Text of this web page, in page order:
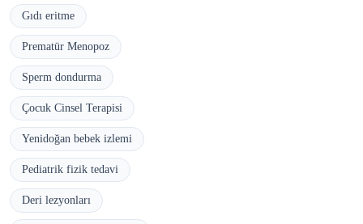
Gıdı eritme
Prematür Menopoz
Sperm dondurma
Çocuk Cinsel Terapisi
Yenidoğan bebek izlemi
Pediatrik fizik tedavi
Deri lezyonları